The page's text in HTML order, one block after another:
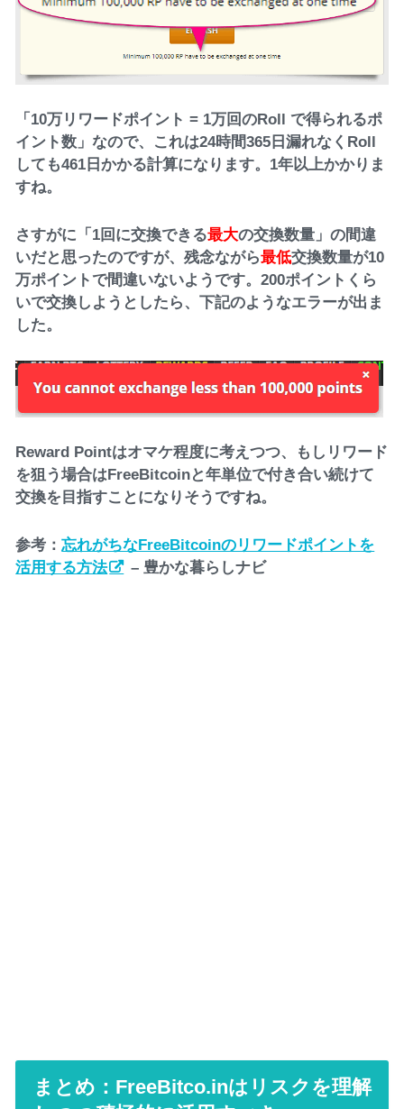
「10万リワードポイント = 1万回のRoll で得られるポ
イント数」なので、これは24時間365日漏れなくRoll
しても461日かかる計算になります。1年以上かかりま
すね。
さすがに「1回に交換できる最大の交換数量」の間違
いだと思ったのですが、残念ながら最低交換数量が10
万ポイントで間違いないようです。200ポイントくら
いで交換しようとしたら、下記のようなエラーが出ま
した。
Reward Pointはオマケ程度に考えつつ、もしリワード
を狙う場合はFreeBitcoinと年単位で付き合い続けて
交換を目指すことになりそうですね。
参考：忘れがちなFreeBitcoinのリワードポイントを
活用する方法
– 豊かな暮らしナビ
まとめ：FreeBitco.inはリスクを理解